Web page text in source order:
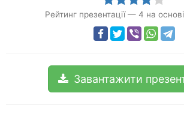
Рейтинг презентації — 4 на основі
Завантажити